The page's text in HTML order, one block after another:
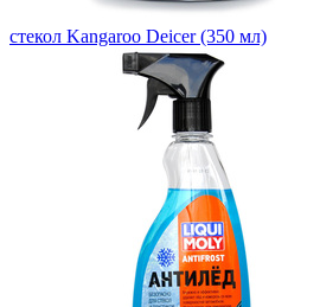
стекол Kangaroo Deicer (350 мл)